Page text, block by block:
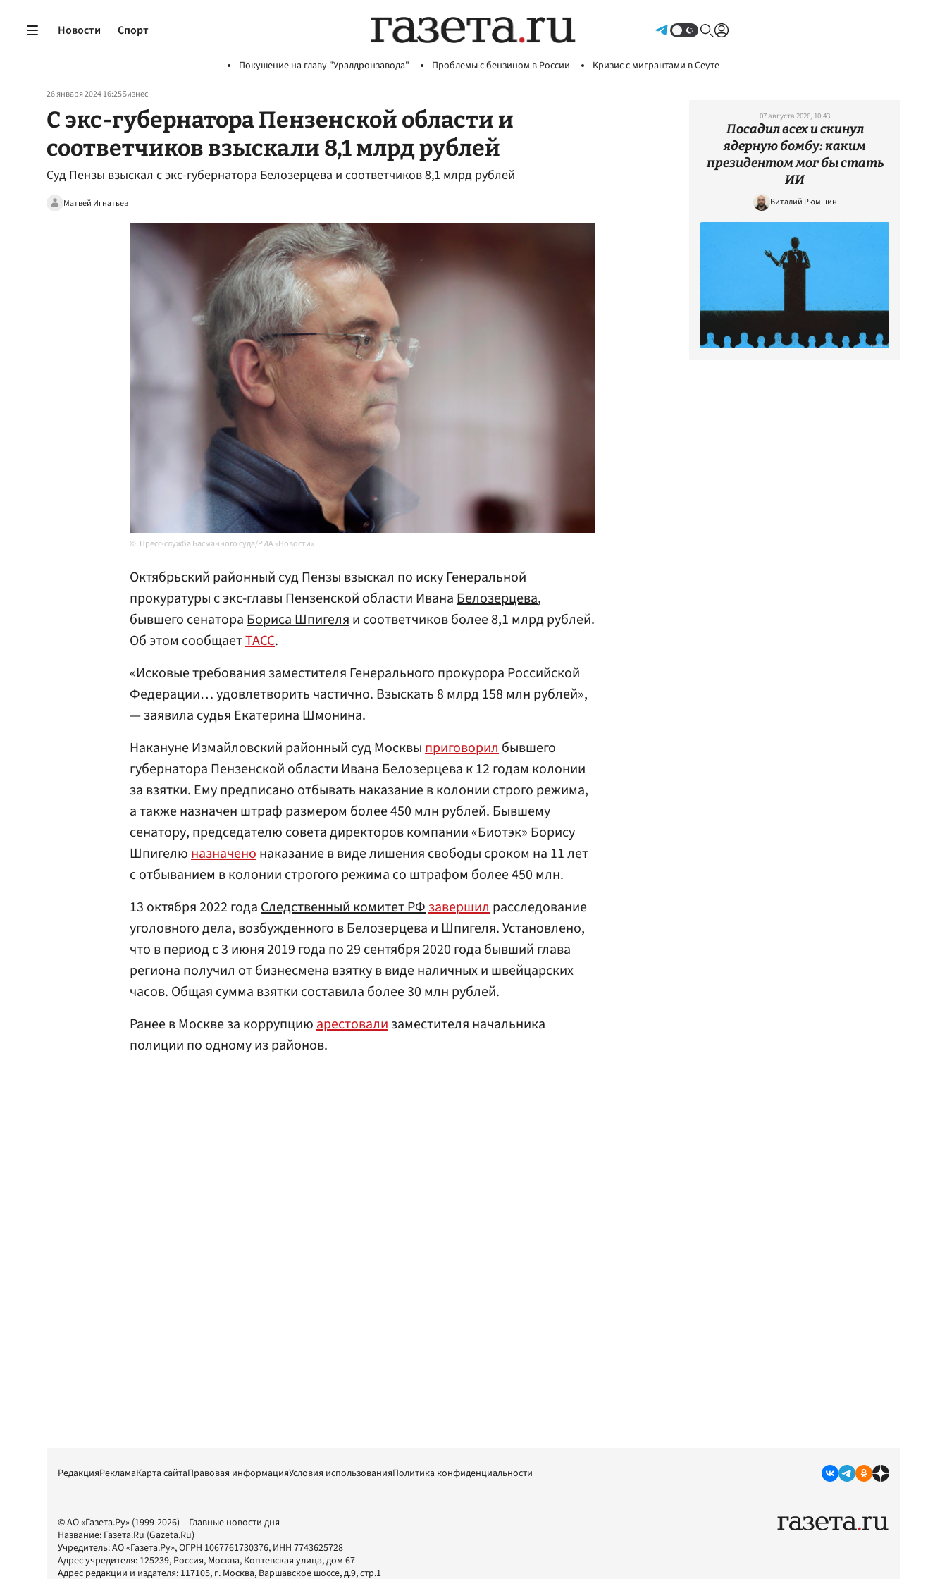
Новости Спорт
Покушение на главу "Уралдронзавода" Проблемы с бензином в России Кризис с мигрантами в Сеуте
26 января 2024 16:25Бизнес
С экс-губернатора Пензенской области и
соответчиков взыскали 8,1 млрд рублей
Суд Пензы взыскал с экс-губернатора Белозерцева и соответчиков 8,1 млрд рублей
Матвей Игнатьев
Пресс-служба Басманного суда/РИА «Новости»
Октябрьский районный суд Пензы взыскал по иску Генеральной
прокуратуры с экс-главы Пензенской области ИванаБелозерцева,
бывшего сенатораБориса Шпигеляи соответчиков более 8,1 млрд рублей.
Об этом сообщаетТАСС.
«Исковые требования заместителя Генерального прокурора Российской
Федерации… удовлетворить частично. Взыскать 8 млрд 158 млн рублей»,
— заявила судья Екатерина Шмонина.
Накануне Измайловский районный суд Москвыприговорилбывшего
губернатора Пензенской области Ивана Белозерцева к 12 годам колонии
за взятки. Ему предписано отбывать наказание в колонии строго режима,
а также назначен штраф размером более 450 млн рублей. Бывшему
сенатору, председателю совета директоров компании «Биотэк» Борису
Шпигелюназначенонаказание в виде лишения свободы сроком на 11 лет
с отбыванием в колонии строгого режима со штрафом более 450 млн.
13 октября 2022 годаСледственный комитет РФзавершилрасследование
уголовного дела, возбужденного в Белозерцева и Шпигеля. Установлено,
что в период с 3 июня 2019 года по 29 сентября 2020 года бывший глава
региона получил от бизнесмена взятку в виде наличных и швейцарских
часов. Общая сумма взятки составила более 30 млн рублей.
Ранее в Москве за коррупциюарестовализаместителя начальника
полиции по одному из районов.
07 августа 2026, 10:43
Посадил всех и скинул
ядерную бомбу: каким
президентом мог бы стать
ИИ
Виталий Рюмшин
РедакцияРекламаКарта сайтаПравовая информацияУсловия использованияПолитика конфиденциальности
© АО «Газета.Ру» (1999-2026) – Главные новости дня
Название: Газета.Ru (Gazeta.Ru)
Учредитель:АО «Газета.Ру», ОГРН 1067761730376, ИНН 7743625728
Адрес учредителя: 125239, Россия, Москва, Коптевская улица, дом 67
Адрес редакции и издателя: 117105, г. Москва, Варшавское шоссе, д.9, стр.1